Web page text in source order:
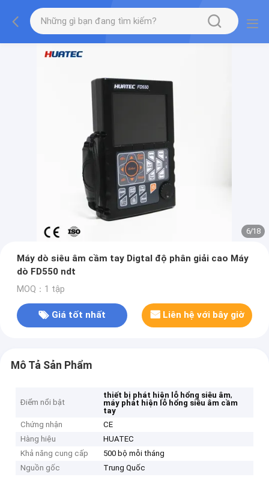
7/18
Máy dò siêu âm cầm tay Digtal độ phân giải cao Máy
dò FD550 ndt
MOQ：1 tập
Giá tốt nhất Liên hệ với bây giờ
Mô Tả Sản Phẩm
Điểm nổi bật
thiết bị phát hiện lỗ hổng siêu âm,
máy phát hiện lỗ hổng siêu âm cầm
tay
Chứng nhận
CE
Hàng hiệu
HUATEC
Khả năng cung cấp
500 bộ mỗi tháng
Nguồn gốc
Trung Quốc